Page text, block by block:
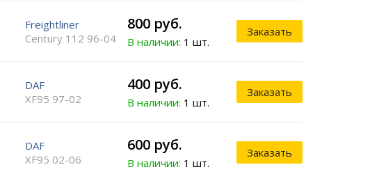
Freightliner
Century 112 96-04
800 руб.
В наличии: 1 шт.
Заказать
DAF
XF95 97-02
400 руб.
В наличии: 1 шт.
Заказать
DAF
XF95 02-06
600 руб.
В наличии: 1 шт.
Заказать